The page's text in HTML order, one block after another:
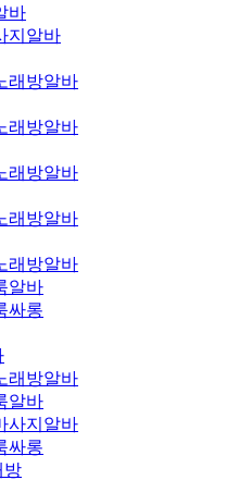
바
지알바
래방알바
래방알바
래방알바
래방알바
래방알바
알바
싸롱
래방알바
알바
사지알바
싸롱
방